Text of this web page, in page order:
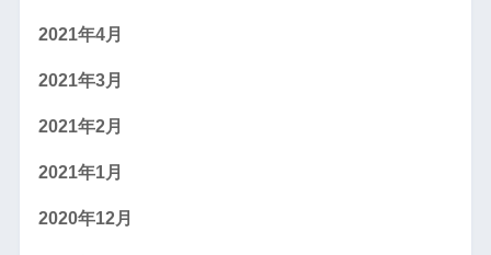
2021年4月
2021年3月
2021年2月
2021年1月
2020年12月